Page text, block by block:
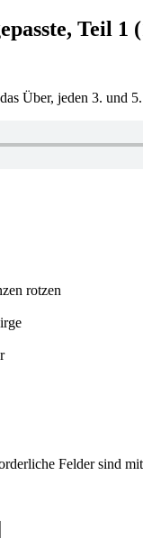
Teil 1
Über, jeden 3.
rotzen
Felder sind mit